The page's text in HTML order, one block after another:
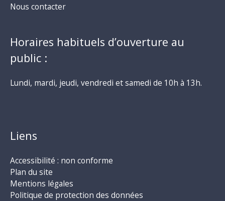
Nous contacter
Horaires habituels d’ouverture au
public :
Lundi, mardi, jeudi, vendredi et samedi de 10h à 13h.
Liens
Accessibilité : non conforme
Plan du site
Mentions légales
Politique de protection des données